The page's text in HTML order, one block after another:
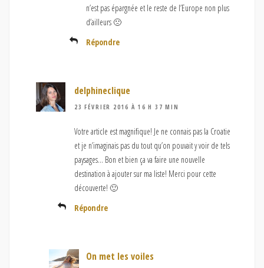
n’est pas épargnée et le reste de l’Europe non plus
d’ailleurs 🙁
Répondre
delphineclique
23 FÉVRIER 2016 À 16 H 37 MIN
Votre article est magnifique! Je ne connais pas la Croatie
et je n’imaginais pas du tout qu’on pouvait y voir de tels
paysages… Bon et bien ça va faire une nouvelle
destination à ajouter sur ma liste! Merci pour cette
découverte! 🙂
Répondre
On met les voiles